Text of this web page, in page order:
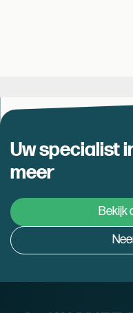
Uw specialist
meer
Bekijk